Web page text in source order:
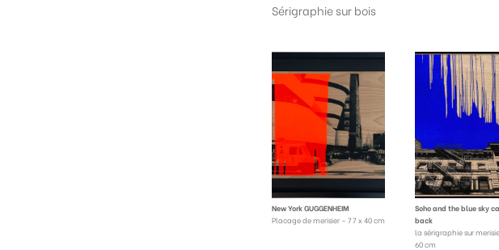
Sérigraphie sur bois
New York GUGGENHEIM
Placage de merisier – 77 x 40 cm
Soho and the blue sky
back
la sérigraphie sur
60 cm